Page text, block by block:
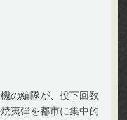
の編隊が、投下回数
夷弾を都市に集中的